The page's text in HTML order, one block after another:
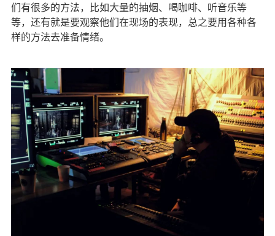
们有很多的方法，比如大量的抽烟、喝咖啡、听音乐等
等，还有就是要观察他们在现场的表现，总之要用各种各
样的方法去准备情绪。